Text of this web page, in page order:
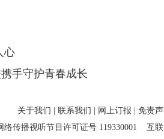
心
手守护青春成长
关于我们 联系我们 网上订报
免责声
络传播视听节目许可证号 119330001 互